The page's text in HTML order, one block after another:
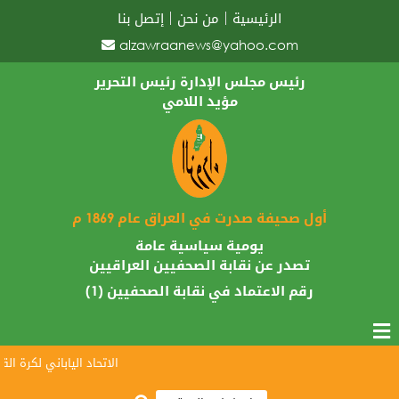
الرئيسية من نحن
إتصل بنا
alzawraanews@yahoo.com
رئيس مجلس الإدارة رئيس التحرير
مؤيد اللامي
أول صحيفة صدرت في العراق عام 1869 م
يومية سياسية عامة
تصدر عن نقابة الصحفيين العراقيين
رقم الاعتماد في نقابة الصحفيين (1)
الاتحاد الياباني لكرة